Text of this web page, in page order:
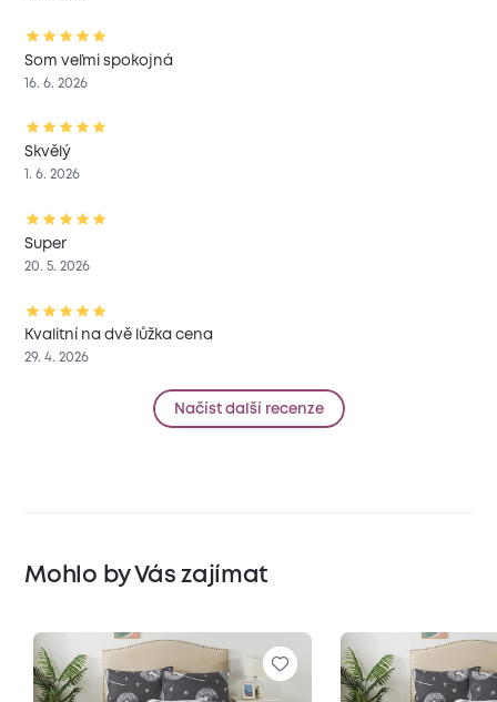
Som veľmi spokojná
16. 6. 2026
Skvělý
1. 6. 2026
Super
20. 5. 2026
Kvalitní na dvě lůžka cena
29. 4. 2026
Načíst další recenze
Mohlo by Vás zajímat